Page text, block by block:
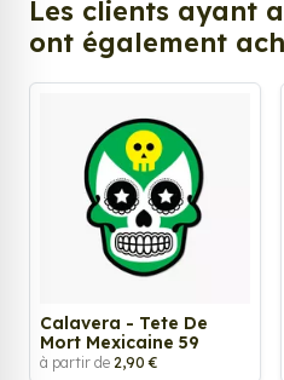
Les clients ayant
ont également
Calavera - Tete De
Mort Mexicaine 59
à partir de 2,90 €